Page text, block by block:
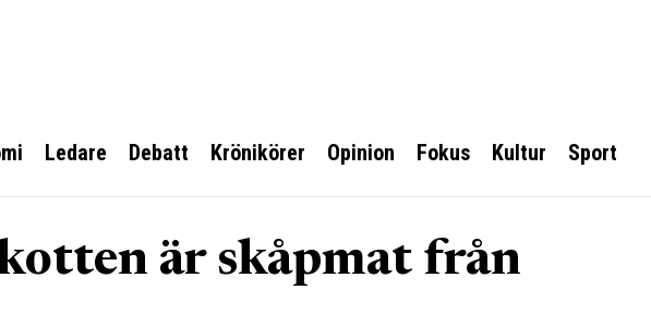
Ledare Debatt Krönikörer Opinion Fokus Kultur Sport
är skåpmat från